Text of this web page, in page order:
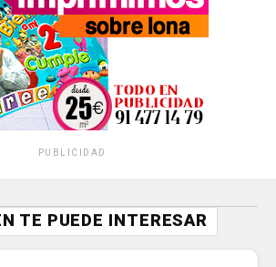
PUBLICIDAD
TE PUEDE INTERESAR